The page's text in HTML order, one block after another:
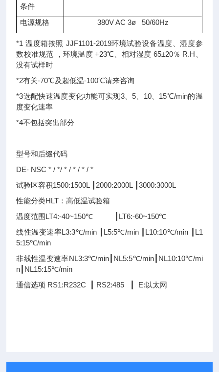
条件
电源规格 380V AC 3ø 50/60Hz
*1 温度箱按照 JJF1101-2019环境试验设备温度、湿度参
数校准规范 ，环境温度 +23℃、相对湿度 65±20％ R.H、
没有试样时
*2有关-70℃及超低温-100℃请来咨询
*3选配快速温度变化功能可实现3、5、10、15℃/min的温
度变化速率
*4不包括突出部分
型号和后缀代码
DE- NSC * / */ * / * / * / *
试验区容积1500:1500L ┃2000:2000L ┃3000:3000L
性能分类HLT：高低温试验箱
温度范围LT4:-40~150℃ ┃LT6:-60~150℃
线性温变速率L3:3℃/min ┃L5:5℃/min ┃L10:10℃/min ┃L1
5:15℃/min
非线性温变速率NL3:3℃/min┃NL5:5℃/min┃NL10:10℃/mi
n┃NL15:15℃/min
通信选项 RS1:R232C ┃ RS2:485 ┃ E:以太网